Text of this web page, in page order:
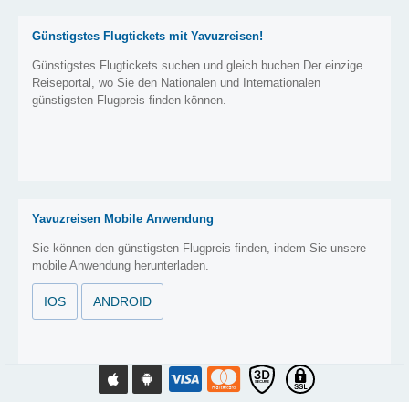
Günstigstes Flugtickets mit Yavuzreisen!
Günstigstes Flugtickets suchen und gleich buchen.Der einzige
Reiseportal, wo Sie den Nationalen und Internationalen
günstigsten Flugpreis finden können.
Yavuzreisen Mobile Anwendung
Sie können den günstigsten Flugpreis finden, indem Sie unsere
mobile Anwendung herunterladen.
IOS ANDROID